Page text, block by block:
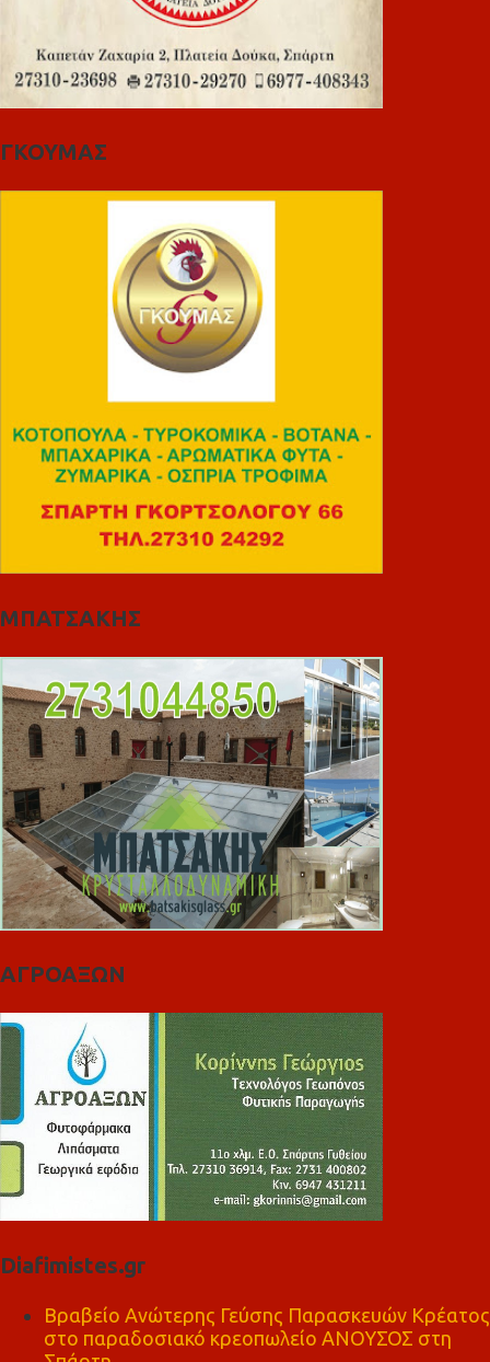
ΓΚΟΥΜΑΣ
ΜΠΑΤΣΑΚΗΣ
ΑΓΡΟΑΞΩΝ
Diafimistes.gr
Βραβείο Ανώτερης Γεύσης Παρασκευών Κρέατος
στο παραδοσιακό κρεοπωλείο ΑΝΟΥΣΟΣ στη